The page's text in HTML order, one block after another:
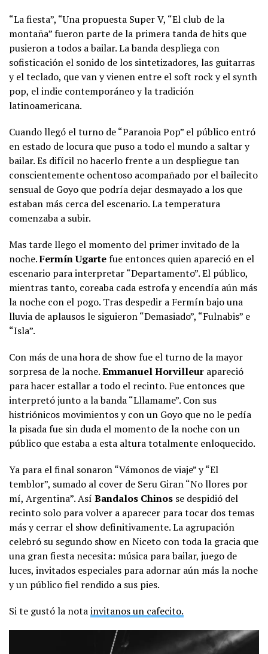
“La fiesta”, “Una propuesta Super V, “El club de la
montaña” fueron parte de la primera tanda de hits que
pusieron a todos a bailar. La banda despliega con
sofisticación el sonido de los sintetizadores, las guitarras
y el teclado, que van y vienen entre el soft rock y el synth
pop, el indie contemporáneo y la tradición
latinoamericana.
Cuando llegó el turno de “Paranoia Pop” el público entró
en estado de locura que puso a todo el mundo a saltar y
bailar. Es difícil no hacerlo frente a un despliegue tan
conscientemente ochentoso acompañado por el bailecito
sensual de Goyo que podría dejar desmayado a los que
estaban más cerca del escenario. La temperatura
comenzaba a subir.
Mas tarde llego el momento del primer invitado de la
noche.Fermín Ugartefue entonces quien apareció en el
escenario para interpretar “Departamento”. El público,
mientras tanto, coreaba cada estrofa y encendía aún más
la noche con el pogo. Tras despedir a Fermín bajo una
lluvia de aplausos le siguieron “Demasiado”, “Fulnabis” e
“Isla”.
Con más de una hora de show fue el turno de la mayor
sorpresa de la noche.Emmanuel Horvilleur apareció
para hacer estallar a todo el recinto. Fue entonces que
interpretó junto a la banda “Lllamame”. Con sus
histriónicos movimientos y con un Goyo que no le pedía
la pisada fue sin duda el momento de la noche con un
público que estaba a esta altura totalmente enloquecido.
Ya para el final sonaron “Vámonos de viaje” y “El
temblor”, sumado al cover de Seru Giran “No llores por
mí, Argentina”. Así Bandalos Chinos se despidió del
recinto solo para volver a aparecer para tocar dos temas
más y cerrar el show definitivamente. La agrupación
celebró su segundo show en Niceto con toda la gracia que
una gran fiesta necesita: música para bailar, juego de
luces, invitados especiales para adornar aún más la noche
y un público fiel rendido a sus pies.
Si te gustó la notainvitanos un cafecito.